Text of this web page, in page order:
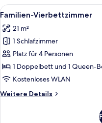
Alle
Fotos
für
Familien-
Vierbettzimmer
anzeigen
3
Familien-Vierbettzimmer
21 m²
1 Schlafzimmer
Platz für 4 Personen
1 Doppelbett und 1 Queen-
Kostenloses WLAN
Weitere Details
Weitere